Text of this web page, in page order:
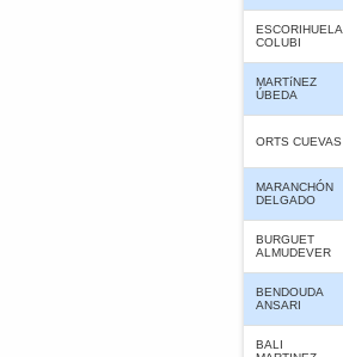
ESCORIHUELA
COLUBI
MARTíNEZ
ÚBEDA
ORTS CUEVAS
MARANCHÓN
DELGADO
BURGUET
ALMUDEVER
BENDOUDA
ANSARI
BALI